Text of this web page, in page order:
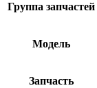
Группа запчастей
Модель
Запчасть